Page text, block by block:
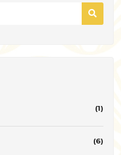
(1)
(6)